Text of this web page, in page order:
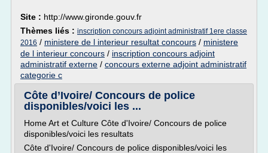
Site : http://www.gironde.gouv.fr
Thèmes liés : inscription concours adjoint administratif 1ere classe
2016 / ministere de l interieur resultat concours / ministere
de l interieur concours / inscription concours adjoint
administratif externe / concours externe adjoint administratif
categorie c
Côte d’Ivoire/ Concours de police
disponibles/voici les ...
Home Art et Culture Côte d'Ivoire/ Concours de police
disponibles/voici les resultats
Côte d'Ivoire/ Concours de police disponibles/voici les